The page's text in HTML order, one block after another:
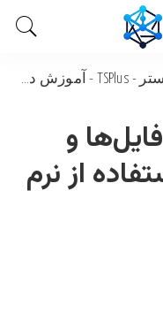
-
TSPlus
- آموزش دسترسی به فایل‌ها و پوشه‌ها از راه دور استفاده از نرم افزار tsplus
و
از نرم